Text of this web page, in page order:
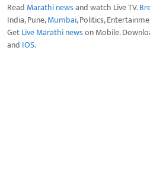
Read Marathi newsand watch Live TV.
India, Pune,Mumbai, Politics,
GetLive Marathi newson Mobile.
and IOS.